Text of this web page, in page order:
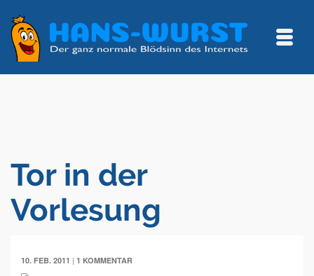
Tor in der
Vorlesung
10. FEB. 2011 | 1 KOMMENTAR